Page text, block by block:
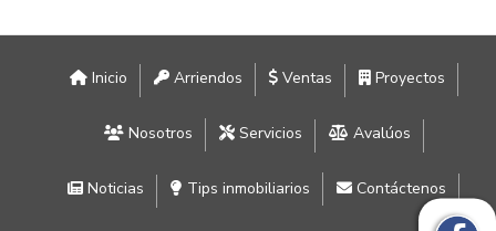
Inicio Arriendos Ventas Proyectos
Nosotros Servicios Avalúos
Noticias Tips inmobiliarios Contáctenos